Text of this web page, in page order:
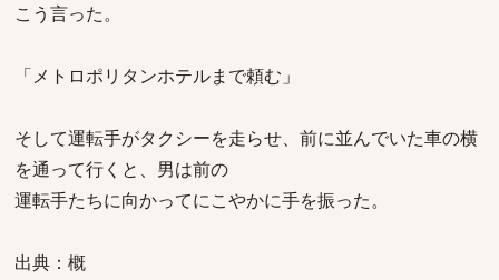
こう言った。
「メトロポリタンホテルまで頼む」
そして運転手がタクシーを走らせ、前に並んでいた車の横
を通って行くと、男は前の
運転手たちに向かってにこやかに手を振った。
出典：概